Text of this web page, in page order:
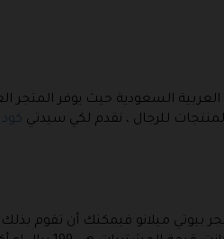
العربية السعودية حيث يوفر المتجر
للرجال ، نقدم لكي سيدتي
ميلانو فيمكنك أن تقوم